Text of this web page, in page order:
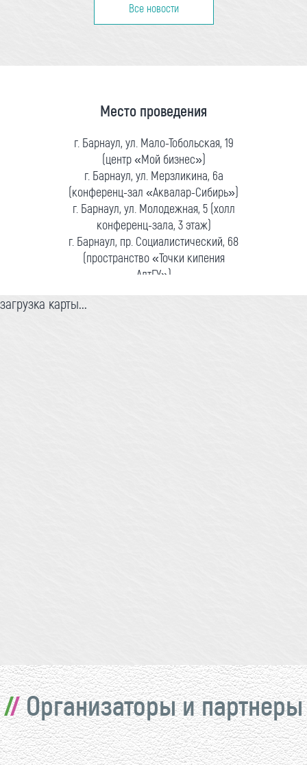
Все новости
Место проведения
г. Барнаул, ул. Мало-Тобольская, 19
(центр «Мой бизнес»)
г. Барнаул, ул. Мерзликина, 6а
(конференц-зал «Аквалар-Сибирь»)
г. Барнаул, ул. Молодежная, 5 (холл
конференц-зала, 3 этаж)
г. Барнаул, пр. Социалистический, 68
(пространство «Точки кипения
АлтГУ»)
загрузка карты...
Организаторы и партнеры